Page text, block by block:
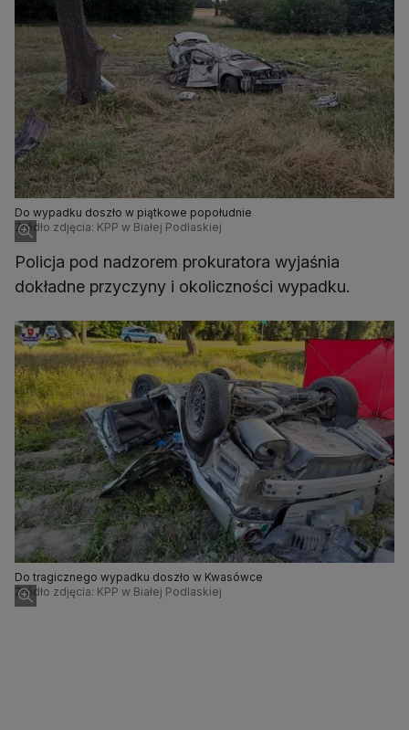
Do wypadku doszło w piątkowe popołudnie
Źródło zdjęcia: KPP w Białej Podlaskiej
Policja pod nadzorem prokuratora wyjaśnia
dokładne przyczyny i okoliczności wypadku.
Do tragicznego wypadku doszło w Kwasówce
Źródło zdjęcia: KPP w Białej Podlaskiej